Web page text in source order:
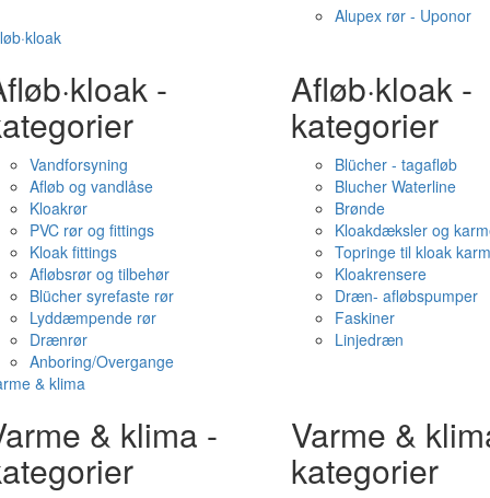
Alupex rør - Uponor
-
Vandforsyning
Afløb og vandlåse
Kloakrør
PVC rør og fittings
Kloak fittings
Afløbsrør og tilbehør
Blücher syrefaste rør
Lyddæmpende rør
Drænrør
Anboring/Overgange
Afløb·kloak -
kategorier
Blücher - tagafløb
Blucher Waterline
Brønde
Kloakdæksler og
Topringe til kloak
Kloakrensere
Dræn- afløbspumper
Faskiner
Linjedræn
& klima
& klima - Varme &
kategorier